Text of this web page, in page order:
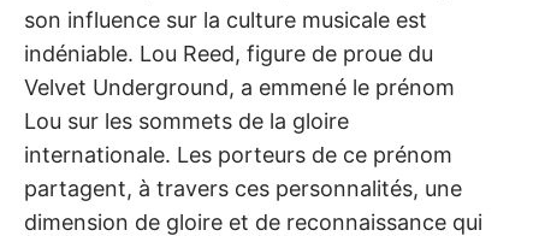
son influence sur la culture musicale est
indéniable. Lou Reed, figure de proue du
Velvet Underground, a emmené le prénom
Lou sur les sommets de la gloire
internationale. Les porteurs de ce prénom
partagent, à travers ces personnalités, une
dimension de gloire et de reconnaissance qui